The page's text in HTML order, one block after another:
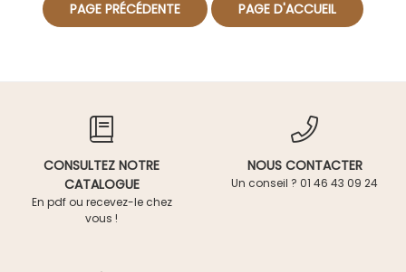
CONSULTEZ NOTRE
CATALOGUE
En pdf ou recevez-le chez
vous !
NOUS CONTACTER
Un conseil ? 01 46 43 09 24